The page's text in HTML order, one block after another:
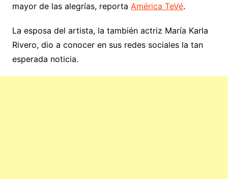
mayor de las alegrías, reporta América TeVé.
La esposa del artista, la también actriz María Karla
Rivero, dio a conocer en sus redes sociales la tan
esperada noticia.